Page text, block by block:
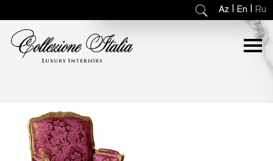
Az En Ru